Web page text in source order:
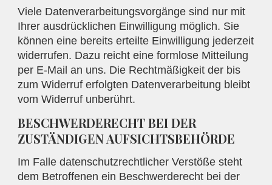
Viele Datenverarbeitungsvorgänge sind nur mit
Ihrer ausdrücklichen Einwilligung möglich. Sie
können eine bereits erteilte Einwilligung jederzeit
widerrufen. Dazu reicht eine formlose Mitteilung
per E-Mail an uns. Die Rechtmäßigkeit der bis
zum Widerruf erfolgten Datenverarbeitung bleibt
vom Widerruf unberührt.
BESCHWERDERECHT BEI DER
ZUSTÄNDIGEN AUFSICHTSBEHÖRDE
Im Falle datenschutzrechtlicher Verstöße steht
dem Betroffenen ein Beschwerderecht bei der